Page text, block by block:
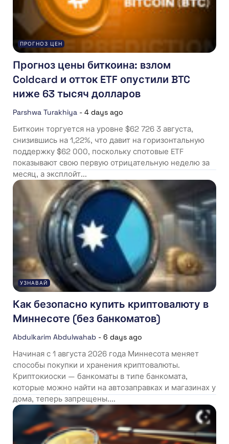
ПРОГНОЗ ЦЕН
Прогноз цены биткоина: взлом
Coldcard и отток ETF опустили BTC
ниже 63 тысяч долларов
Parshwa Turakhiya - 4 days ago
Биткоин торгуется на уровне $62 726 3 августа,
снизившись на 1,22%, что давит на горизонтальную
поддержку $62 000, поскольку спотовые ETF
показывают свою первую отрицательную неделю за
месяц, а эксплойт...
УЗНАВАЙ
Как безопасно купить криптовалюту в
Миннесоте (без банкоматов)
Abdulkarim Abdulwahab - 6 days ago
Начиная с 1 августа 2026 года Миннесота меняет
способы покупки и хранения криптовалюты.
Криптокиоски — банкоматы в типе банкомата,
которые можно найти на автозаправках и магазинах у
дома, теперь запрещены....